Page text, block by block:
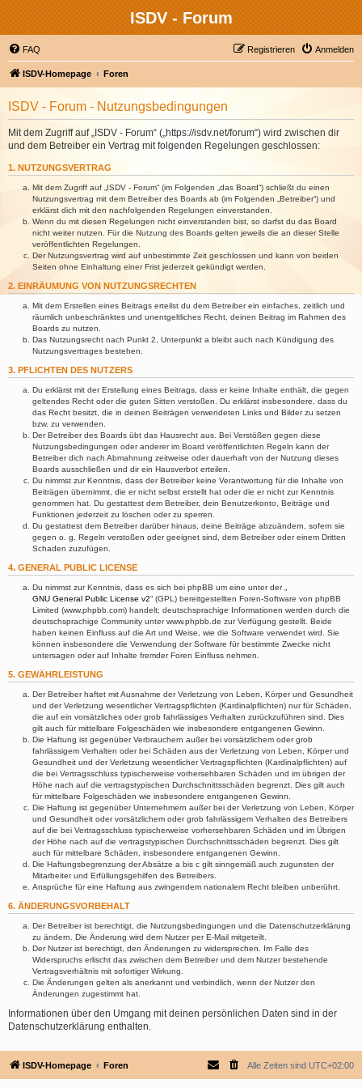
ISDV - Forum
FAQ Anmelden
Registrieren
ISDV-Homepage Foren
ISDV - Forum - Nutzungsbedingungen
Mit dem Zugriff auf „ISDV - Forum“ („https://isdv.net/forum“) wird zwischen dir
und dem Betreiber ein Vertrag mit folgenden Regelungen geschlossen:
1. NUTZUNGSVERTRAG
Mit dem Zugriff auf „ISDV - Forum“ (im Folgenden „das Board“) schließt du einen
Nutzungsvertrag mit dem Betreiber des Boards ab (im Folgenden „Betreiber“) und
erklärst dich mit den nachfolgenden Regelungen einverstanden.
Wenn du mit diesen Regelungen nicht einverstanden bist, so darfst du das Board
nicht weiter nutzen. Für die Nutzung des Boards gelten jeweils die an dieser Stelle
veröffentlichten Regelungen.
Der Nutzungsvertrag wird auf unbestimmte Zeit geschlossen und kann von beiden
Seiten ohne Einhaltung einer Frist jederzeit gekündigt werden.
2. EINRÄUMUNG VON NUTZUNGSRECHTEN
Mit dem Erstellen eines Beitrags erteilst du dem Betreiber ein einfaches, zeitlich und
räumlich unbeschränktes und unentgeltliches Recht, deinen Beitrag im Rahmen des
Boards zu nutzen.
Das Nutzungsrecht nach Punkt 2, Unterpunkt a bleibt auch nach Kündigung des
Nutzungsvertrages bestehen.
3. PFLICHTEN DES NUTZERS
Du erklärst mit der Erstellung eines Beitrags, dass er keine Inhalte enthält, die gegen
geltendes Recht oder die guten Sitten verstoßen. Du erklärst insbesondere, dass du
das Recht besitzt, die in deinen Beiträgen verwendeten Links und Bilder zu setzen
bzw. zu verwenden.
Der Betreiber des Boards übt das Hausrecht aus. Bei Verstößen gegen diese
Nutzungsbedingungen oder anderer im Board veröffentlichten Regeln kann der
Betreiber dich nach Abmahnung zeitweise oder dauerhaft von der Nutzung dieses
Boards ausschließen und dir ein Hausverbot erteilen.
Du nimmst zur Kenntnis, dass der Betreiber keine Verantwortung für die Inhalte von
Beiträgen übernimmt, die er nicht selbst erstellt hat oder die er nicht zur Kenntnis
genommen hat. Du gestattest dem Betreiber, dein Benutzerkonto, Beiträge und
Funktionen jederzeit zu löschen oder zu sperren.
Du gestattest dem Betreiber darüber hinaus, deine Beiträge abzuändern, sofern sie
gegen o. g. Regeln verstoßen oder geeignet sind, dem Betreiber oder einem Dritten
Schaden zuzufügen.
4. GENERAL PUBLIC LICENSE
Du nimmst zur Kenntnis, dass es sich bei phpBB um eine unter der „
GNU General Public License v2“ (GPL) bereitgestellten Foren-Software von phpBB
Limited (www.phpbb.com) handelt; deutschsprachige Informationen werden durch die
deutschsprachige Community unter www.phpbb.de zur Verfügung gestellt. Beide
haben keinen Einfluss auf die Art und Weise, wie die Software verwendet wird. Sie
können insbesondere die Verwendung der Software für bestimmte Zwecke nicht
untersagen oder auf Inhalte fremder Foren Einfluss nehmen.
5. GEWÄHRLEISTUNG
Der Betreiber haftet mit Ausnahme der Verletzung von Leben, Körper und Gesundheit
und der Verletzung wesentlicher Vertragspflichten (Kardinalpflichten) nur für Schäden,
die auf ein vorsätzliches oder grob fahrlässiges Verhalten zurückzuführen sind. Dies
gilt auch für mittelbare Folgeschäden wie insbesondere entgangenen Gewinn.
Die Haftung ist gegenüber Verbrauchern außer bei vorsätzlichem oder grob
fahrlässigem Verhalten oder bei Schäden aus der Verletzung von Leben, Körper und
Gesundheit und der Verletzung wesentlicher Vertragspflichten (Kardinalpflichten) auf
die bei Vertragsschluss typischerweise vorhersehbaren Schäden und im übrigen der
Höhe nach auf die vertragstypischen Durchschnittsschäden begrenzt. Dies gilt auch
für mittelbare Folgeschäden wie insbesondere entgangenen Gewinn.
Die Haftung ist gegenüber Unternehmern außer bei der Verletzung von Leben, Körper
und Gesundheit oder vorsätzlichem oder grob fahrlässigem Verhalten des Betreibers
auf die bei Vertragsschluss typischerweise vorhersehbaren Schäden und im Übrigen
der Höhe nach auf die vertragstypischen Durchschnittsschäden begrenzt. Dies gilt
auch für mittelbare Schäden, insbesondere entgangenen Gewinn.
Die Haftungsbegrenzung der Absätze a bis c gilt sinngemäß auch zugunsten der
Mitarbeiter und Erfüllungsgehilfen des Betreibers.
Ansprüche für eine Haftung aus zwingendem nationalem Recht bleiben unberührt.
6. ÄNDERUNGSVORBEHALT
Der Betreiber ist berechtigt, die Nutzungsbedingungen und die Datenschutzerklärung
zu ändern. Die Änderung wird dem Nutzer per E-Mail mitgeteilt.
Der Nutzer ist berechtigt, den Änderungen zu widersprechen. Im Falle des
Widerspruchs erlischt das zwischen dem Betreiber und dem Nutzer bestehende
Vertragsverhältnis mit sofortiger Wirkung.
Die Änderungen gelten als anerkannt und verbindlich, wenn der Nutzer den
Änderungen zugestimmt hat.
Informationen über den Umgang mit deinen persönlichen Daten sind in der
Datenschutzerklärung enthalten.
ISDV-Homepage Foren Alle Zeiten sind UTC+02:00